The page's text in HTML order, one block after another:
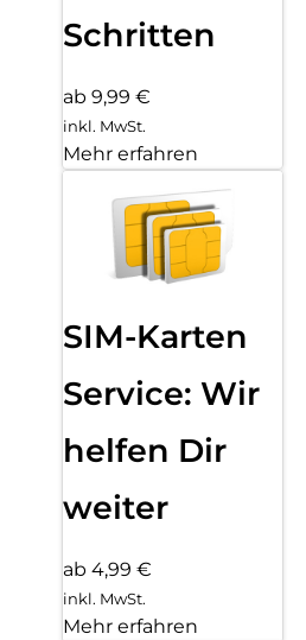
Schritten
ab 9,99 €
inkl. MwSt.
Mehr erfahren
SIM-Karten
Service: Wir
helfen Dir
weiter
ab 4,99 €
inkl. MwSt.
Mehr erfahren